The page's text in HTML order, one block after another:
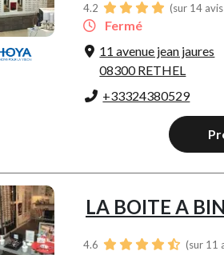
4.2 (sur 14
Fermé
11 avenue jean jaures
08300 RETHEL
+33324380529
LA BOITE A
4.6 (sur 11